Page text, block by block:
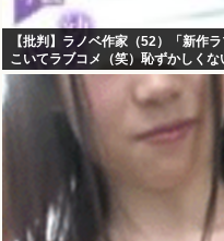
【批判】ラノベ作家（52）「新作
こいてラブコメ（笑）恥ずかしく